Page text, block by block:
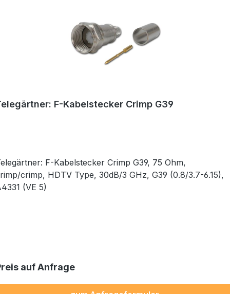
F-Kabelstecker Crimp G39
F-Kabelstecker Crimp G39, 75 Ohm,
crimp, HDTV Type, 30dB/3 GHz, G39 (0.8/3.7-6.15),
A4331 (VE 5)
auf Anfrage